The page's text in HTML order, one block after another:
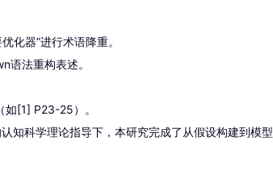
化器”进行术语降重。
语法重构表述。
[1] P23-25）。
知科学理论指导下，本研究完成了从假设构建到模型